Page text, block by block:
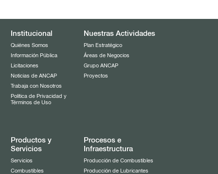
Institucional
Quiénes Somos
Información Pública
Licitaciones
Noticias de ANCAP
Trabaja con Nosotros
Política de Privacidad y
Términos de Uso
Nuestras Actividades
Plan Estratégico
Áreas de Negocios
Grupo ANCAP
Proyectos
Productos y
Servicios
Servicios
Combustibles
Procesos e
Infraestructura
Producción de Combustibles
Producción de Lubricantes